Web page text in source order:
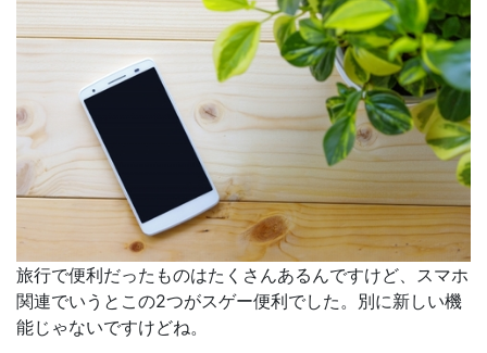
旅行で便利だったものはたくさんあるんですけど、スマホ
関連でいうとこの2つがスゲー便利でした。別に新しい機
能じゃないですけどね。